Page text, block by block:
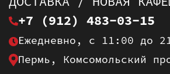
+7 (912) 483-03-15
Ежедневно, с 11:00 до
Пермь, Комсомольский